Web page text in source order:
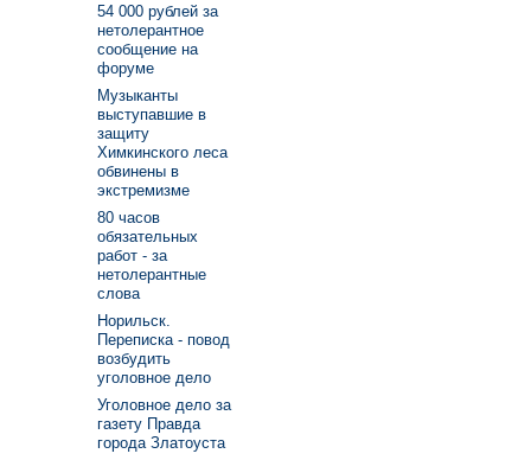
54 000 рублей за
нетолерантное
сообщение на
форуме
Музыканты
выступавшие в
защиту
Химкинского леса
обвинены в
экстремизме
80 часов
обязательных
работ - за
нетолерантные
слова
Норильск.
Переписка - повод
возбудить
уголовное дело
Уголовное дело за
газету Правда
города Златоуста